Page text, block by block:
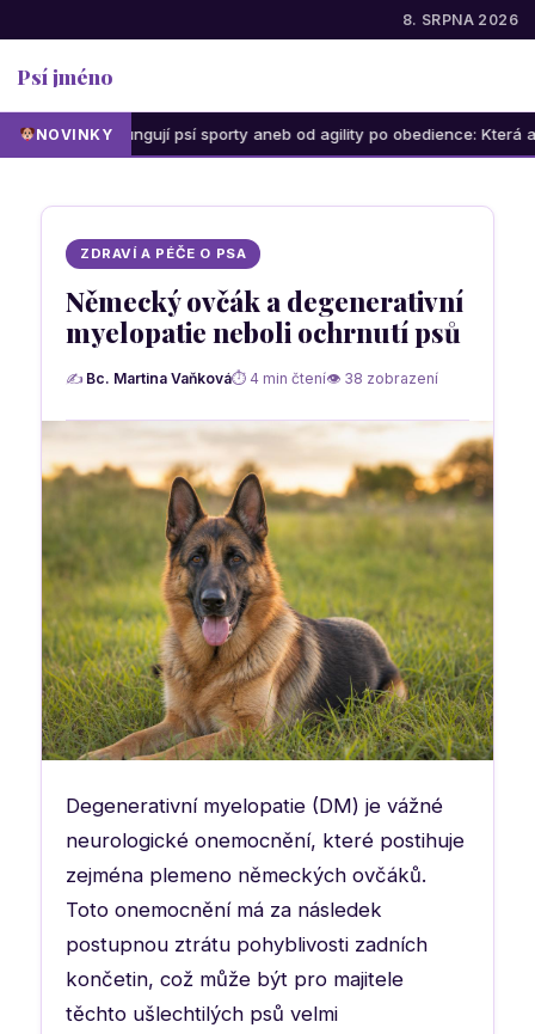
8. SRPNA 2026
Psí jméno
NOVINKY
Jak fungují psí sporty aneb od agility po obedience: Která aktivita
ZDRAVÍ A PÉČE O PSA
Německý ovčák a degenerativní
myelopatie neboli ochrnutí psů
✍ Bc. Martina Vaňková⏱ 4 min čtení👁 38 zobrazení
Degenerativní myelopatie (DM) je vážné
neurologické onemocnění, které postihuje
zejména plemeno německých ovčáků.
Toto onemocnění má za následek
postupnou ztrátu pohyblivosti zadních
končetin, což může být pro majitele
těchto ušlechtilých psů velmi